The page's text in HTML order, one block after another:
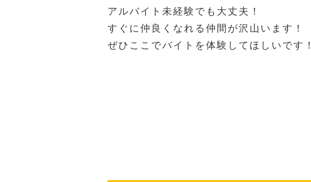
アルバイト未経験でも大丈夫！
すぐに仲良くなれる仲間が沢山います！
ぜひここでバイトを体験してほしいです！